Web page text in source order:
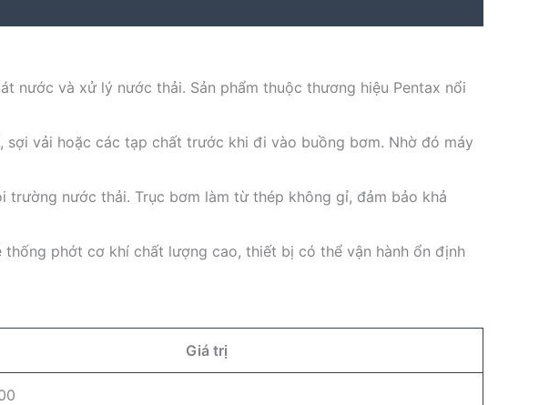
nước và xử lý nước thải. Sản phẩm thuộc thương hiệu Pentax nổi
sợi vải hoặc các tạp chất trước khi đi vào buồng bơm. Nhờ đó máy
trường nước thải. Trục bơm làm từ thép không gỉ, đảm bảo khả
phớt cơ khí chất lượng cao, thiết bị có thể vận hành ổn định
Giá trị